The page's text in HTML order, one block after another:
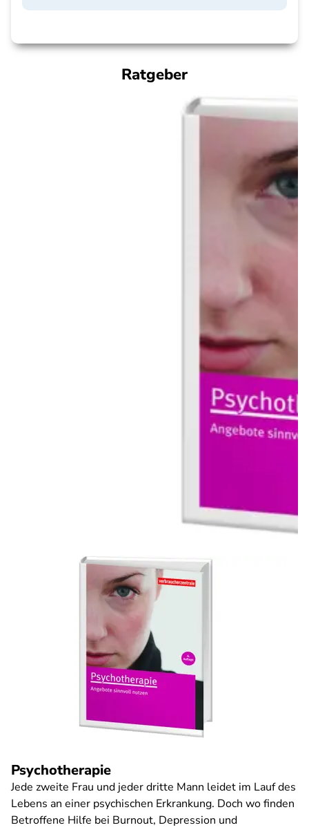
Ratgeber
Psychotherapie
Jede zweite Frau und jeder dritte Mann leidet im Lauf des
Lebens an einer psychischen Erkrankung. Doch wo finden
Betroffene Hilfe bei Burnout, Depression und